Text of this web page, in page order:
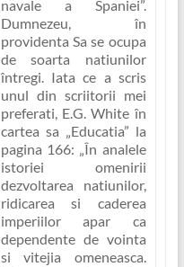
navale a Spaniei”.
Dumnezeu, în
providenta Sa se ocupa
de soarta natiunilor
întregi. Iata ce a scris
unul din scriitorii mei
preferati, E.G. White în
cartea sa „Educatia” la
pagina 166: „În analele
istoriei omenirii
dezvoltarea natiunilor,
ridicarea si caderea
imperiilor apar ca
dependente de vointa
si vitejia omeneasca.